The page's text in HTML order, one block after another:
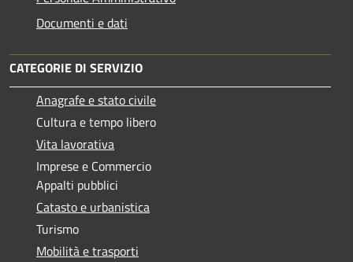
Documenti e dati
CATEGORIE DI SERVIZIO
Anagrafe e stato civile
Cultura e tempo libero
Vita lavorativa
Imprese e Commercio
Appalti pubblici
Catasto e urbanistica
Turismo
Mobilità e trasporti